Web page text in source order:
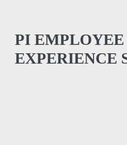
PI EMPLOYEE
EXPERIENCE